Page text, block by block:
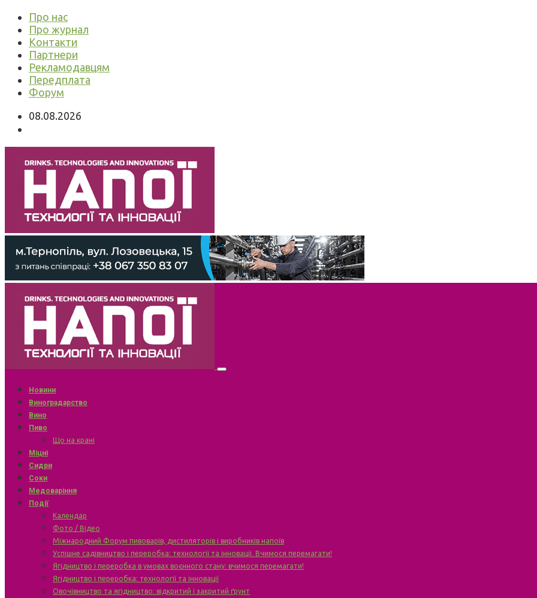
Про нас
Про журнал
Контакти
Партнери
Рекламодавцям
Передплата
Форум
08.08.2026
Новини
Виноградарство
Вино
Пиво
Що на крані
Міцні
Сидри
Соки
Медоваріння
Події
Календар
Фото / Відео
Міжнародний Форум пивоварів, дистиляторів і виробників напоїв
Успішне садівництво і переробка: технології та інновації. Вчимося перемагати!
Ягідництво і переробка в умовах воєнного стану: вчимося перемагати!
Ягідництво і переробка: технології та інновації
Овочівництво та ягідництво: відкритий і закритий ґрунт